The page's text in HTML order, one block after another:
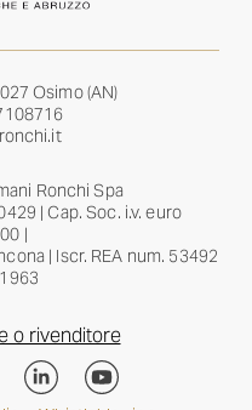
Osimo (AN)
Ronchi Spa
| Cap. Soc. i.v. euro
|
| Iscr. REA num. 53492
o rivenditore